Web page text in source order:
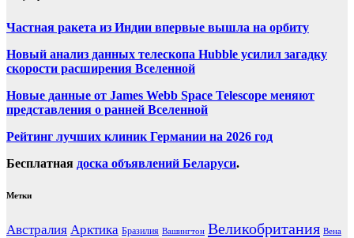
Частная ракета из Индии впервые вышла на орбиту
Новый анализ данных телескопа Hubble усилил загадку
скорости расширения Вселенной
Новые данные от James Webb Space Telescope меняют
представления о ранней Вселенной
Рейтинг лучших клиник Германии на 2026 год
Бесплатная доска объявлений Беларуси.
Метки
Австралия Арктика Бразилия Вашингтон Великобритания Вена